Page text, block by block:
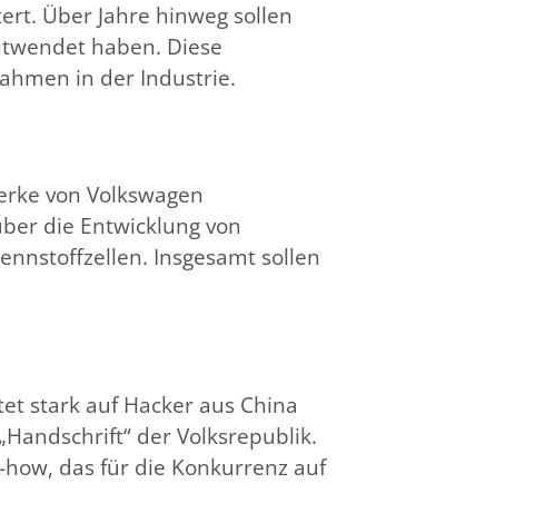
Über Jahre hinweg sollen
haben. Diese
in der Industrie.
von Volkswagen
die Entwicklung von
Insgesamt sollen
stark auf Hacker aus China
der Volksrepublik.
das für die Konkurrenz auf